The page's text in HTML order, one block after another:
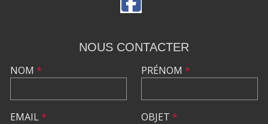
NOUS CONTACTER
NOM *
EMAIL*
PRÉNOM *
OBJET *